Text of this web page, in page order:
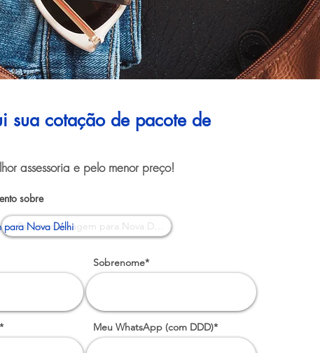
sua cotação de pacote de
assessoria e pelo menor preço!
sobre
para Nova Délhi
Sobrenome*
Meu WhatsApp (com DDD)*